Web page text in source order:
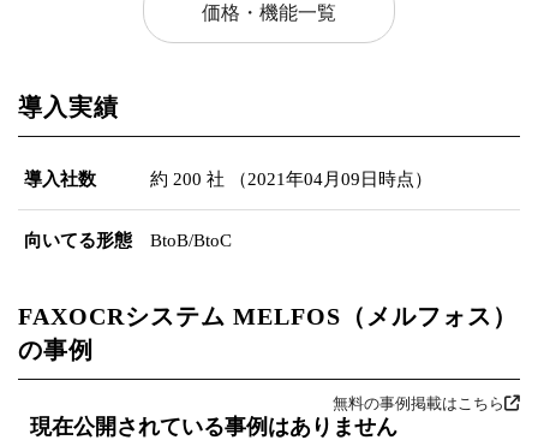
価格・機能一覧
導入実績
導入社数 約 200 社 （2021年04月09日時点）
向いてる形態 BtoB/BtoC
FAXOCRシステム MELFOS（メルフォス）
の事例
無料の事例掲載はこちら
現在公開されている事例はありません